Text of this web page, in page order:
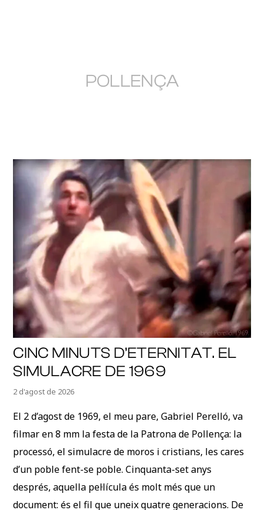
POLLENÇA
CINC MINUTS D’ETERNITAT. EL
SIMULACRE DE 1969
2 d'agost de 2026
El 2 d’agost de 1969, el meu pare, Gabriel Perelló, va
filmar en 8 mm la festa de la Patrona de Pollença: la
processó, el simulacre de moros i cristians, les cares
d’un poble fent-se poble. Cinquanta-set anys
després, aquella pel·lícula és molt més que un
document: és el fil que uneix quatre generacions. De